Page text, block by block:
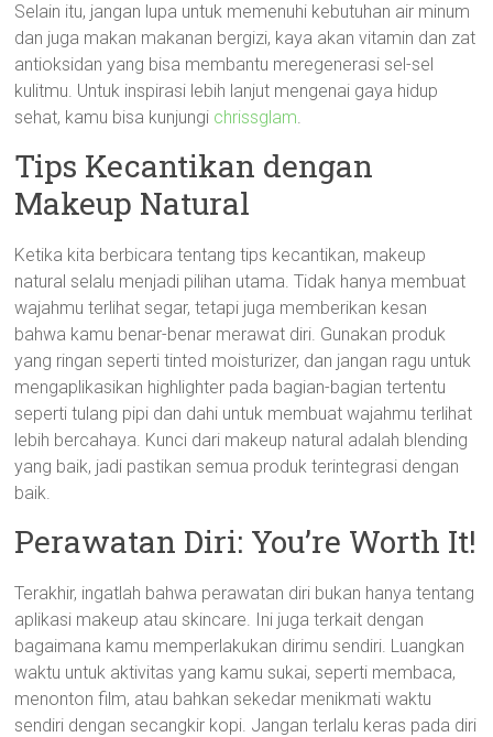
Selain itu, jangan lupa untuk memenuhi kebutuhan air minum
dan juga makan makanan bergizi, kaya akan vitamin dan zat
antioksidan yang bisa membantu meregenerasi sel-sel
kulitmu. Untuk inspirasi lebih lanjut mengenai gaya hidup
sehat, kamu bisa kunjungi chrissglam.
Tips Kecantikan dengan
Makeup Natural
Ketika kita berbicara tentang tips kecantikan, makeup
natural selalu menjadi pilihan utama. Tidak hanya membuat
wajahmu terlihat segar, tetapi juga memberikan kesan
bahwa kamu benar-benar merawat diri. Gunakan produk
yang ringan seperti tinted moisturizer, dan jangan ragu untuk
mengaplikasikan highlighter pada bagian-bagian tertentu
seperti tulang pipi dan dahi untuk membuat wajahmu terlihat
lebih bercahaya. Kunci dari makeup natural adalah blending
yang baik, jadi pastikan semua produk terintegrasi dengan
baik.
Perawatan Diri: You’re Worth It!
Terakhir, ingatlah bahwa perawatan diri bukan hanya tentang
aplikasi makeup atau skincare. Ini juga terkait dengan
bagaimana kamu memperlakukan dirimu sendiri. Luangkan
waktu untuk aktivitas yang kamu sukai, seperti membaca,
menonton film, atau bahkan sekedar menikmati waktu
sendiri dengan secangkir kopi. Jangan terlalu keras pada diri